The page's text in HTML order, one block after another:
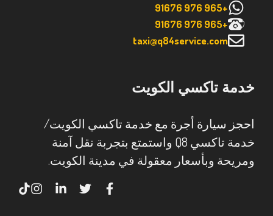
+965 976 91676
+965 976 91676
taxi@q84service.com
خدمة تاكسي الكويت
احجز سيارة أجرة مع خدمة تاكسي الكويت/
خدمة تاكسي Q8 واستمتع بتجربة نقل آمنة
ومريحة وبأسعار معقولة في مدينة الكويت.